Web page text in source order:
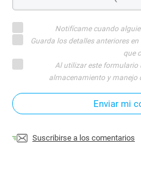
Notifícame cuando
Guarda los detalles anteriores
que
Al utilizar este formulario
almacenamiento y manejo
Enviar mi
Suscribirse a los comentarios